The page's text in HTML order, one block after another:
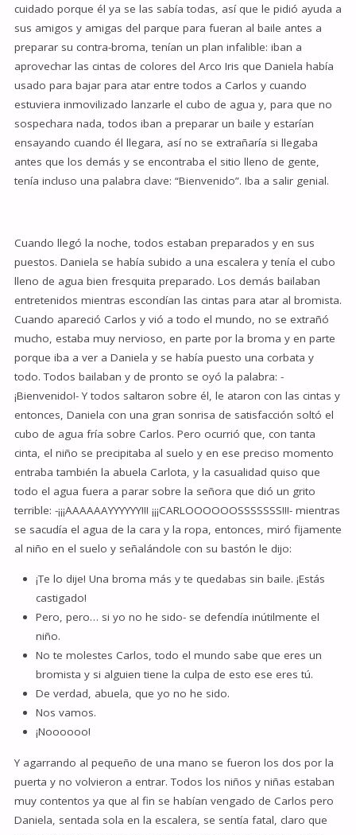
cuidado porque él ya se las sabía todas, así que le pidió ayuda a
sus amigos y amigas del parque para fueran al baile antes a
preparar su contra-broma, tenían un plan infalible: iban a
aprovechar las cintas de colores del Arco Iris que Daniela había
usado para bajar para atar entre todos a Carlos y cuando
estuviera inmovilizado lanzarle el cubo de agua y, para que no
sospechara nada, todos iban a preparar un baile y estarían
ensayando cuando él llegara, así no se extrañaría si llegaba
antes que los demás y se encontraba el sitio lleno de gente,
tenía incluso una palabra clave: “Bienvenido”. Iba a salir genial.
Cuando llegó la noche, todos estaban preparados y en sus
puestos. Daniela se había subido a una escalera y tenía el cubo
lleno de agua bien fresquita preparado. Los demás bailaban
entretenidos mientras escondían las cintas para atar al bromista.
Cuando apareció Carlos y vió a todo el mundo, no se extrañó
mucho, estaba muy nervioso, en parte por la broma y en parte
porque iba a ver a Daniela y se había puesto una corbata y
todo. Todos bailaban y de pronto se oyó la palabra: -
¡Bienvenido!- Y todos saltaron sobre él, le ataron con las cintas y
entonces, Daniela con una gran sonrisa de satisfacción soltó el
cubo de agua fría sobre Carlos. Pero ocurrió que, con tanta
cinta, el niño se precipitaba al suelo y en ese preciso momento
entraba también la abuela Carlota, y la casualidad quiso que
todo el agua fuera a parar sobre la señora que dió un grito
terrible: -¡¡¡AAAAAAYYYYYY!!! ¡¡¡CARLOOOOOOSSSSSSS!!!- mientras
se sacudía el agua de la cara y la ropa, entonces, miró fijamente
al niño en el suelo y señalándole con su bastón le dijo:
¡Te lo dije! Una broma más y te quedabas sin baile. ¡Estás
castigado!
Pero, pero… si yo no he sido- se defendía inútilmente el
niño.
No te molestes Carlos, todo el mundo sabe que eres un
bromista y si alguien tiene la culpa de esto ese eres tú.
De verdad, abuela, que yo no he sido.
Nos vamos.
¡Noooooo!
Y agarrando al pequeño de una mano se fueron los dos por la
puerta y no volvieron a entrar. Todos los niños y niñas estaban
muy contentos ya que al fin se habían vengado de Carlos pero
Daniela, sentada sola en la escalera, se sentía fatal, claro que